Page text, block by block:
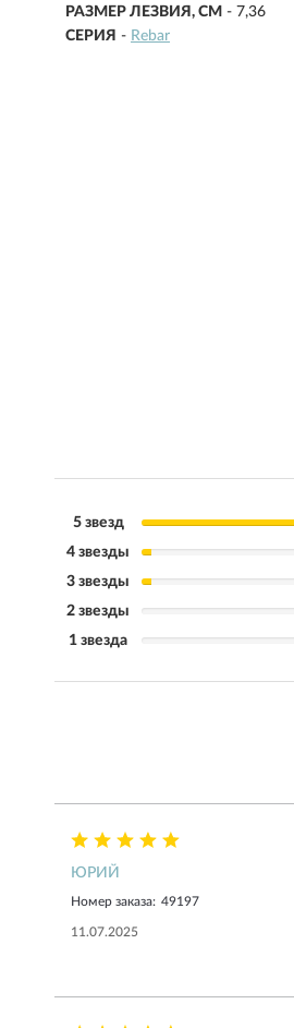
РАЗМЕР ЛЕЗВИЯ, СМ - 7,36
СЕРИЯ - Rebar
5 звезд
4 звезды
3 звезды
2 звезды
1 звезда
ЮРИЙ
Номер заказа: 49197
11.07.2025